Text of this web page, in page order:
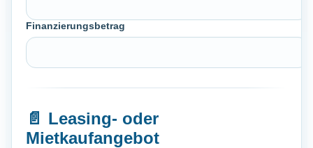
Finanzierungsbetrag
📄 Leasing- oder
Mietkaufangebot